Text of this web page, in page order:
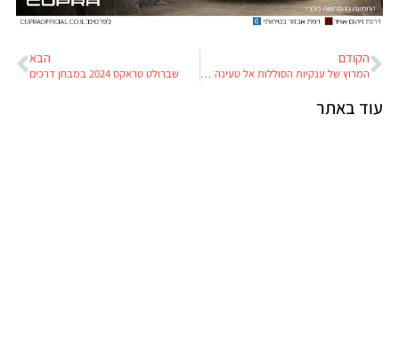
הקודם
המרוץ של ענקיות הסוללות אל טעינה בעשר דקות: CATL מול BYD
הבא
שברולט טראקס 2024 במבחן דרכים
עוד באתר